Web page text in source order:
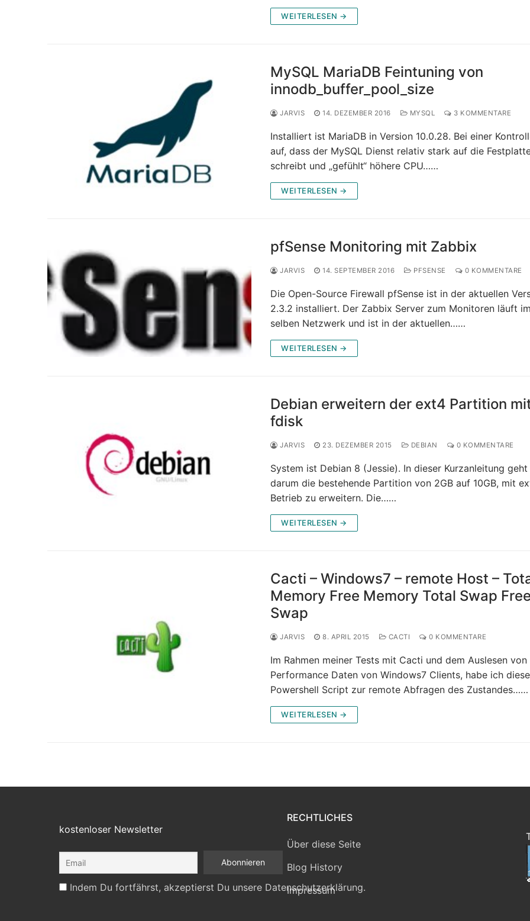
WEITERLESEN →
MySQL MariaDB Feintuning von
innodb_buffer_pool_size
JARVIS 14. DEZEMBER 2016 MYSQL 3 KOMMENTARE
Installiert ist MariaDB in Version 10.0.28. Bei einer
auf, dass der MySQL Dienst relativ stark auf die
schreibt und „gefühlt“ höhere CPU……
WEITERLESEN →
pfSense Monitoring mit Zabbix
JARVIS 14. SEPTEMBER 2016 PFSENSE 0 KOMMENTARE
Die Open-Source Firewall pfSense ist in der aktuellen
2.3.2 installiert. Der Zabbix Server zum Monitoren läuft
selben Netzwerk und ist in der aktuellen……
WEITERLESEN →
Debian erweitern der ext4 Partition
fdisk
JARVIS 23. DEZEMBER 2015 DEBIAN 0 KOMMENTARE
System ist Debian 8 (Jessie). In dieser Kurzanleitung geht
darum die bestehende Partition von 2GB auf 10GB, mit
Betrieb zu erweitern. Die……
WEITERLESEN →
Cacti – Windows7 – remote Host –
Memory Free Memory Total Swap
Swap
JARVIS 8. APRIL 2015 CACTI 0 KOMMENTARE
Im Rahmen meiner Tests mit Cacti und dem Auslesen von
Performance Daten von Windows7 Clients, habe ich
Powershell Script zur remote Abfragen des Zustandes……
WEITERLESEN →
kostenloser Newsletter
Indem Du fortfährst, akzeptierst Du unsere Datenschutzerklärung.
RECHTLICHES
Über diese Seite
Blog History
Impressum